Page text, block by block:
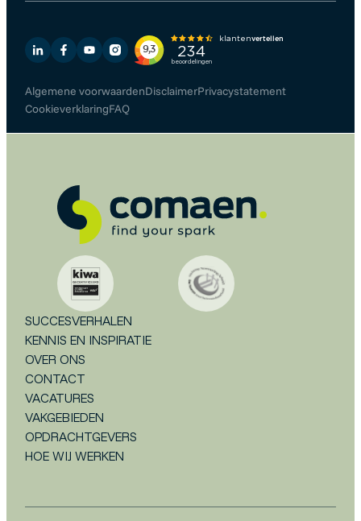
Algemene voorwaardenDisclaimerPrivacystatement
CookieverklaringFAQ
SUCCESVERHALEN
KENNIS EN INSPIRATIE
OVER ONS
CONTACT
VACATURES
VAKGEBIEDEN
OPDRACHTGEVERS
HOE WIJ WERKEN